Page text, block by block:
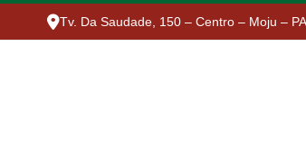
Tv. Da Saudade, 150 – Centro – Moju – PA